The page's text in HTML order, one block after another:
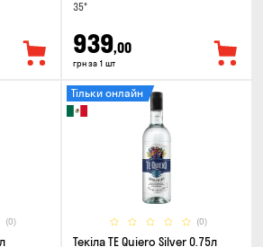
35°
939,00
грн за 1 шт
(0) (0)
Тільки онлайн
Текіла TE Quiero Silver 0.75л